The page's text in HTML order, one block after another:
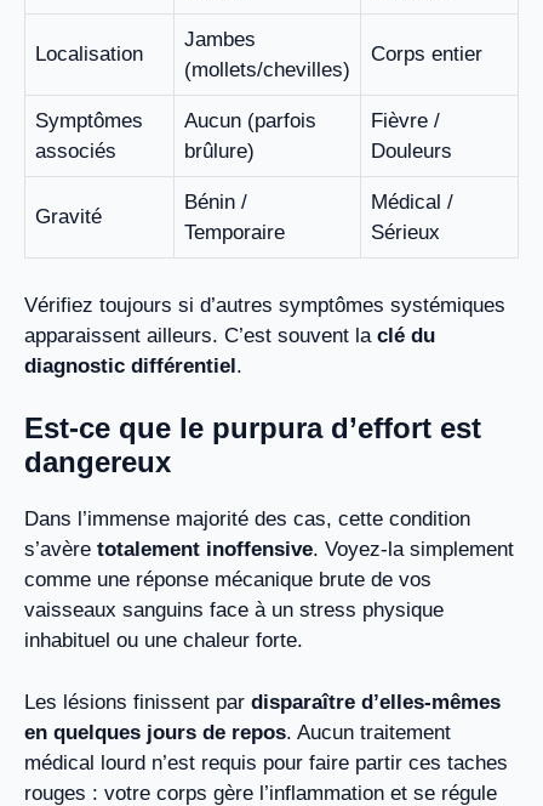
Localisation
Jambes
(mollets/chevilles)
Corps entier
Symptômes
associés
Aucun (parfois
brûlure)
Fièvre /
Douleurs
Gravité
Bénin /
Temporaire
Médical /
Sérieux
Vérifiez toujours si d’autres symptômes systémiques
apparaissent ailleurs. C’est souvent la clé du
diagnostic différentiel.
Est-ce que le purpura d’effort est
dangereux
Dans l’immense majorité des cas, cette condition
s’avère totalement inoffensive. Voyez-la simplement
comme une réponse mécanique brute de vos
vaisseaux sanguins face à un stress physique
inhabituel ou une chaleur forte.
Les lésions finissent par disparaître d’elles-mêmes
en quelques jours de repos. Aucun traitement
médical lourd n’est requis pour faire partir ces taches
rouges : votre corps gère l’inflammation et se régule